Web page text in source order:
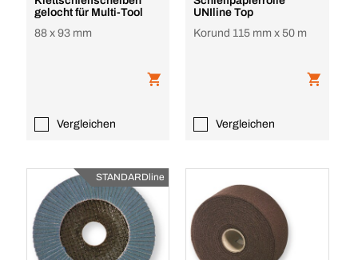
gelocht für Multi-Tool
88 x 93 mm
Vergleichen
UNIline Top
Korund 115 mm x 50 m
Vergleichen
STANDARDline